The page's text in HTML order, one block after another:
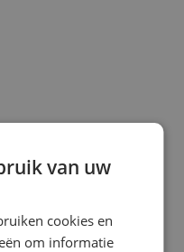
08-2026
van uw
cookies en
om informatie